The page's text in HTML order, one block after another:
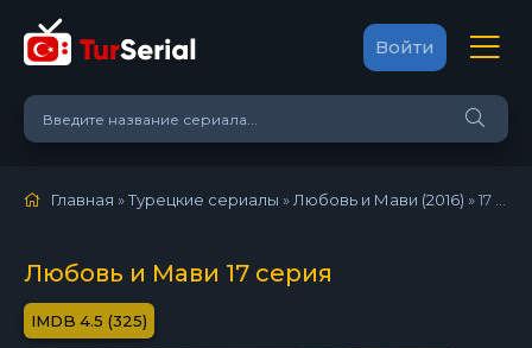
Войти
Главная »Турецкие сериалы » Любовь и Мави (2016) »17 серия
Любовь и Мави 17 серия
4.5 (325)